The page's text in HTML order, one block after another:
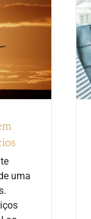
uma